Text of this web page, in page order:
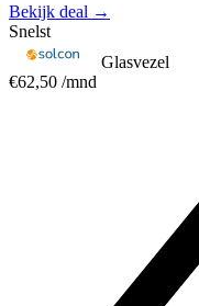
Bekijk deal →
Snelst
Glasvezel
€62,50 /mnd